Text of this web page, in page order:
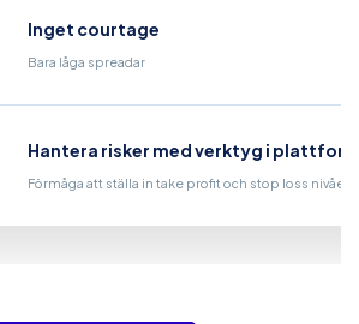
Inget courtage
Bara låga spreadar
Hantera risker med verktyg i
Förmåga att ställa in take profit och stop loss nivåer